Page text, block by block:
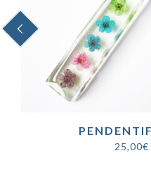
PREVIOUS
25,00€